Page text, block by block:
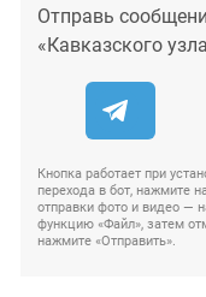
Отправь
«Кавказского
Кнопка работает при
перехода в бот, нажмите
отправки фото и видео —
функцию «Файл», затем
нажмите «Отправить».